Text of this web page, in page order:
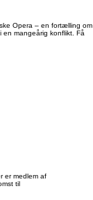
Opera – en fortælling om
mangeårig konflikt. Få
er medlem af
til